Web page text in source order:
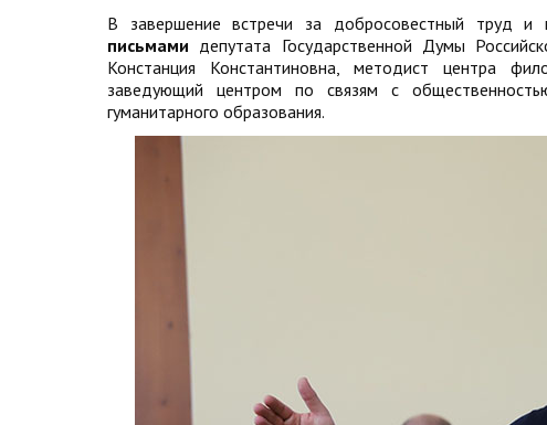
В завершение встречи за добросовестный труд и
письмами депутата Государственной Думы
Констанция Константиновна, методист центра
заведующий центром по связям с
гуманитарного образования.